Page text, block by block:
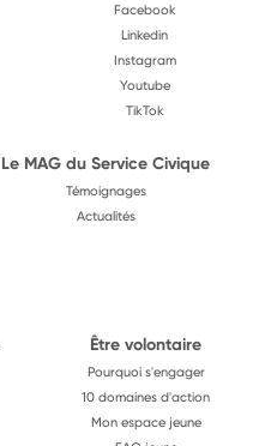
Facebook
Linkedin
Instagram
Youtube
TikTok
Le MAG du Service Civique
Témoignages
Actualités
Être volontaire
Pourquoi s'engager
10 domaines d'action
Mon espace jeune